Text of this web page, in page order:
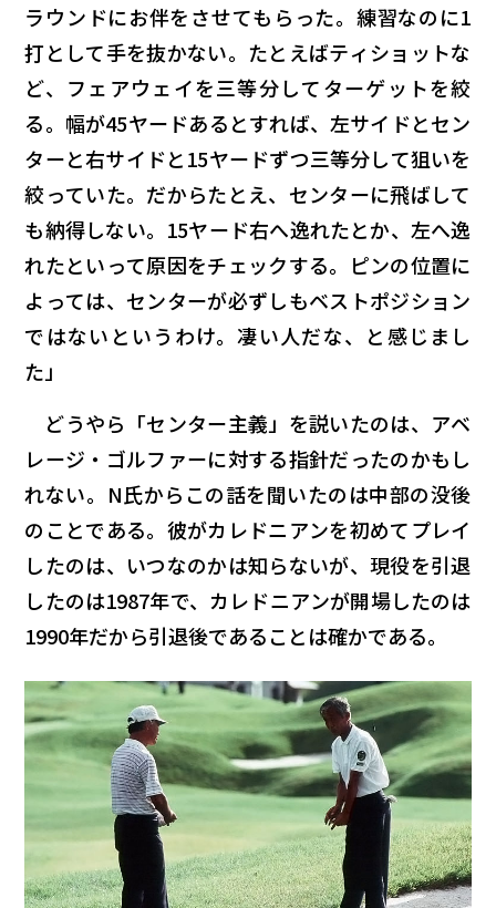
ラウンドにお伴をさせてもらった。練習なのに1
打として手を抜かない。たとえばティショットな
ど、フェアウェイを三等分してターゲットを絞
る。幅が45ヤードあるとすれば、左サイドとセン
ターと右サイドと15ヤードずつ三等分して狙いを
絞っていた。だからたとえ、センターに飛ばして
も納得しない。15ヤード右へ逸れたとか、左へ逸
れたといって原因をチェックする。ピンの位置に
よっては、センターが必ずしもベストポジション
ではないというわけ。凄い人だな、と感じまし
た」
どうやら「センター主義」を説いたのは、アベ
レージ・ゴルファーに対する指針だったのかもし
れない。N氏からこの話を聞いたのは中部の没後
のことである。彼がカレドニアンを初めてプレイ
したのは、いつなのかは知らないが、現役を引退
したのは1987年で、カレドニアンが開場したのは
1990年だから引退後であることは確かである。